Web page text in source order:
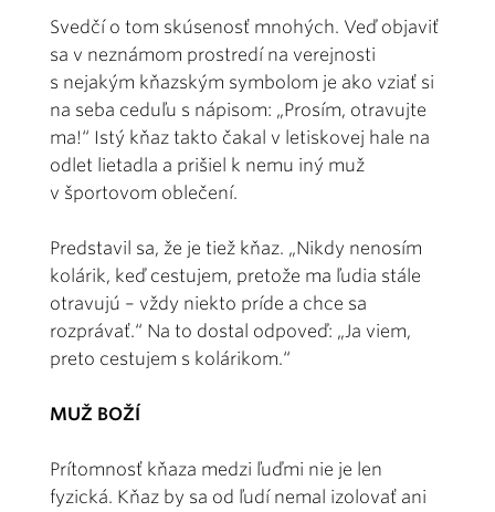
Svedčí o tom skúsenosť mnohých. Veď objaviť
sa v neznámom prostredí na verejnosti
s nejakým kňazským symbolom je ako vziať si
na seba ceduľu s nápisom: „Prosím, otravujte
ma!“ Istý kňaz takto čakal v letiskovej hale na
odlet lietadla a prišiel k nemu iný muž
v športovom oblečení.
Predstavil sa, že je tiež kňaz. „Nikdy nenosím
kolárik, keď cestujem, pretože ma ľudia stále
otravujú – vždy niekto príde a chce sa
rozprávať.“ Na to dostal odpoveď: „Ja viem,
preto cestujem s kolárikom.“
MUŽ BOŽÍ
Prítomnosť kňaza medzi ľuďmi nie je len
fyzická. Kňaz by sa od ľudí nemal izolovať ani